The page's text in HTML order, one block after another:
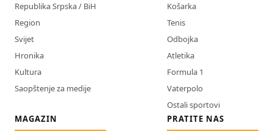
Republika Srpska / BiH
Region
Svijet
Hronika
Kultura
Saopštenje za medije
Košarka
Tenis
Odbojka
Atletika
Formula 1
Vaterpolo
Ostali sportovi
MAGAZIN
PRATITE NAS